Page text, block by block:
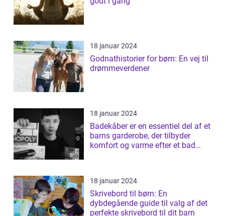
18 januar 2024
Godnathistorier for børn: En vej til
drømmeverdener
18 januar 2024
Badekåber er en essentiel del af et
barns garderobe, der tilbyder
komfort og varme efter et bad
18 januar 2024
Skrivebord til børn: En
dybdegående guide til valg af det
perfekte skrivebord til dit barn